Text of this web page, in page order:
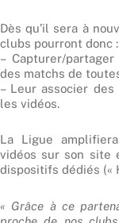
Dès qu’il sera à
clubs pourront donc :
– Capturer/
des matchs de
– Leur associer
les vidéos.
La Ligue
vidéos sur son site
dispositifs dédiés («
« Grâce à ce